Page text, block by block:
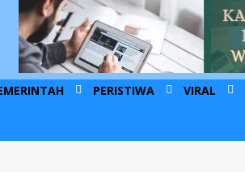
PERISTIWA VIRAL